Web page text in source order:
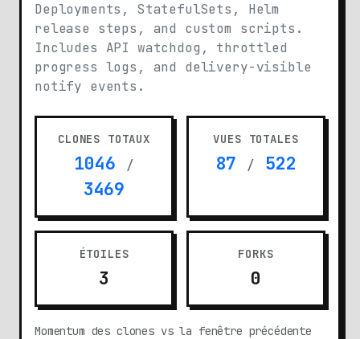
Deployments, StatefulSets, Helm
release steps, and custom scripts.
Includes API watchdog, throttled
progress logs, and delivery-visible
notify events.
CLONES TOTAUX
1046 /
3469
VUES TOTALES
87 / 522
ÉTOILES
3
FORKS
0
Momentum des clones vs la fenêtre précédente